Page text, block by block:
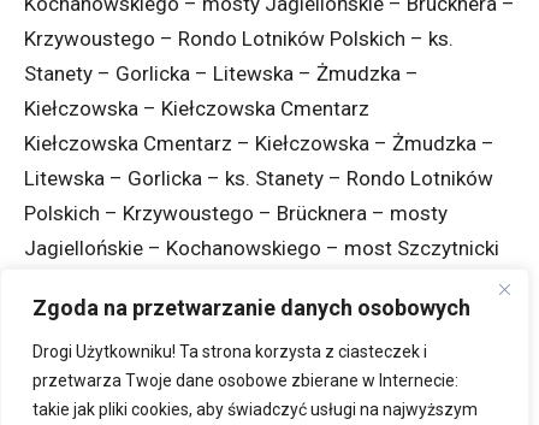
Zgoda na przetwarzanie danych osobowych
Drogi Użytkowniku! Ta strona korzysta z ciasteczek i
przetwarza Twoje dane osobowe zbierane w Internecie:
takie jak pliki cookies, aby świadczyć usługi na najwyższym
Krzywoustego – Rondo Lotników Polskich – ks.
Stanety – Gorlicka – Litewska – Żmudzka –
Kiełczowska – Kiełczowska Cmentarz
Kiełczowska Cmentarz – Kiełczowska – Żmudzka –
Litewska – Gorlicka – ks. Stanety – Rondo Lotników
Polskich – Krzywoustego – Brücknera – mosty
Jagiellońskie – Kochanowskiego – most Szczytnicki
– Grunwaldzka – Sienkiewicza – pl. Bema – Drobnera
– Dubois – Pomorska – Reymonta – most
Osobowicki – Osobowicka – Cmentarz Osobowicki –
Osobowicka – most Milenijny – Milenijna –